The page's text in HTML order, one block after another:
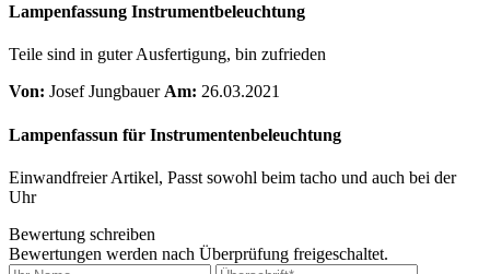
Lampenfassung Instrumentbeleuchtung
Teile sind in guter Ausfertigung, bin zufrieden
Von: Josef Jungbauer Am: 26.03.2021
Lampenfassun für Instrumentenbeleuchtung
Einwandfreier Artikel, Passt sowohl beim tacho und auch bei der
Uhr
Bewertung schreiben
Bewertungen werden nach Überprüfung freigeschaltet.